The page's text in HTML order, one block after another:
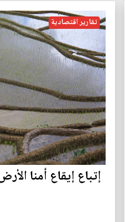
تقارير اقتصادية
إتباع إيقاع أمنا